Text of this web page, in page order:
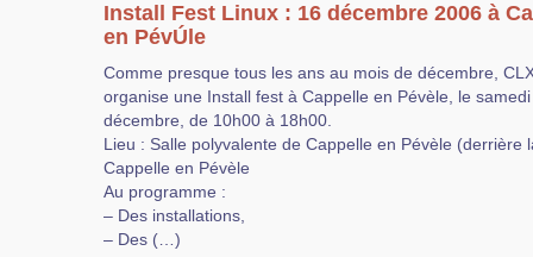
Install Fest Linux : 16 décembre 2006 à
en PévÚle
Comme presque tous les ans au mois de décembre,
organise une Install fest à Cappelle en Pévèle, le
décembre, de 10h00 à 18h00.
Lieu : Salle polyvalente de Cappelle en Pévèle (derrière
Cappelle en Pévèle
Au programme :
– Des installations,
– Des (…)